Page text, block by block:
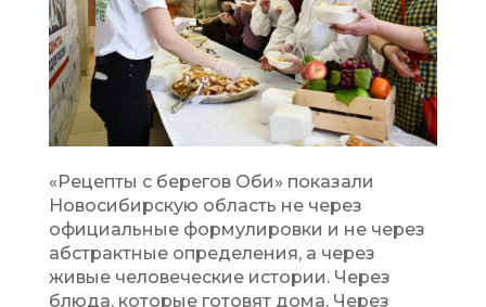
«Рецепты с берегов Оби» показали
Новосибирскую область не через
официальные формулировки и не через
абстрактные определения, а через
живые человеческие истории. Через
блюда, которые готовят дома. Через